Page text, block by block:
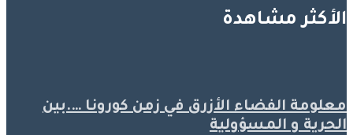
الأكثر مشاهدة
معلومة الفضاء الأزرق في زمن كورونا ….بين
الحرية و المسؤولية